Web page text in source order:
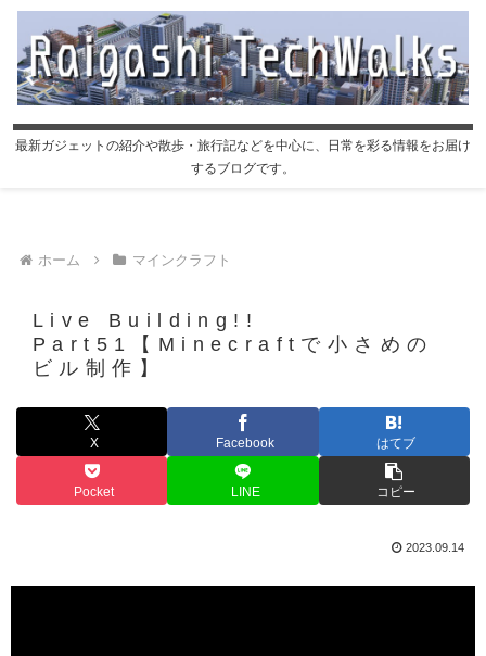
最新ガジェットの紹介や散歩・旅行記などを中心に、日常を彩る情報をお届け
するブログです。
ホーム マインクラフト
Live Building!!
Part51【Minecraftで小さめの
ビル制作】
X Facebook はてブ
Pocket LINE コピー
2023.09.14